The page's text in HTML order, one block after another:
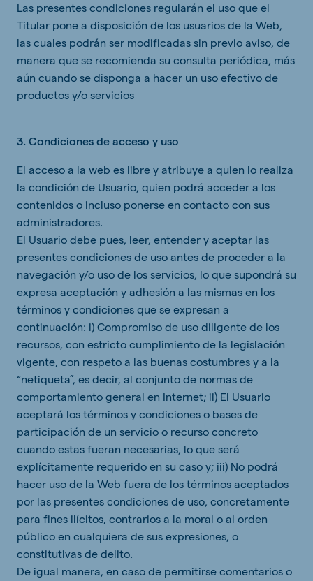
Las presentes condiciones regularán el uso que el
Titular pone a disposición de los usuarios de la Web,
las cuales podrán ser modificadas sin previo aviso, de
manera que se recomienda su consulta periódica, más
aún cuando se disponga a hacer un uso efectivo de
productos y/o servicios
3. Condiciones de acceso y uso
El acceso a la web es libre y atribuye a quien lo realiza
la condición de Usuario, quien podrá acceder a los
contenidos o incluso ponerse en contacto con sus
administradores.
El Usuario debe pues, leer, entender y aceptar las
presentes condiciones de uso antes de proceder a la
navegación y/o uso de los servicios, lo que supondrá su
expresa aceptación y adhesión a las mismas en los
términos y condiciones que se expresan a
continuación: i) Compromiso de uso diligente de los
recursos, con estricto cumplimiento de la legislación
vigente, con respeto a las buenas costumbres y a la
“netiqueta”, es decir, al conjunto de normas de
comportamiento general en Internet; ii) El Usuario
aceptará los términos y condiciones o bases de
participación de un servicio o recurso concreto
cuando estas fueran necesarias, lo que será
explícitamente requerido en su caso y; iii) No podrá
hacer uso de la Web fuera de los términos aceptados
por las presentes condiciones de uso, concretamente
para fines ilícitos, contrarios a la moral o al orden
público en cualquiera de sus expresiones, o
constitutivas de delito.
De igual manera, en caso de permitirse comentarios o